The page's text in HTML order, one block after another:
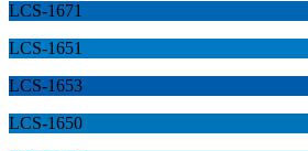
LCS-1671
LCS-1651
LCS-1653
LCS-1650